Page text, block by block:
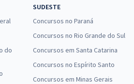
do
SUDESTE
Concursos no Paraná
Concursos no Rio Grande do Sul
Concursos em Santa Catarina
Concursos no Espírito Santo
Concursos em Minas Gerais